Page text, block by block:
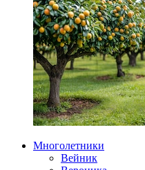
Многолетники
Вейник